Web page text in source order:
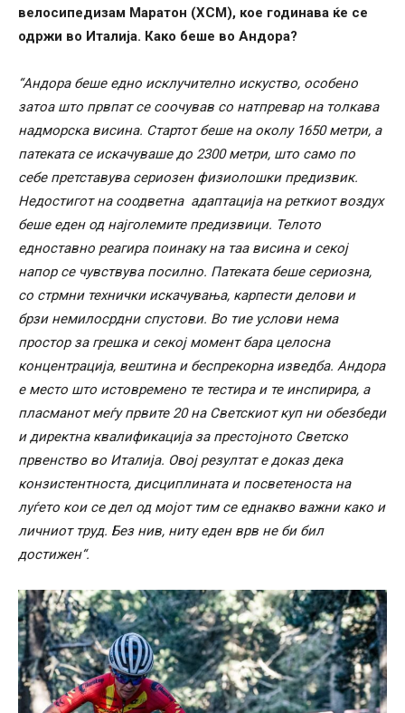
велосипедизам Маратон (ХСМ), кое годинава ќе се
одржи во Италија. Како беше во Андора?
“Андора беше едно исклучително искуство, особено
затоа што првпат се соочував со натпревар на толкава
надморска висина. Стартот беше на околу 1650 метри, а
патеката се искачуваше до 2300 метри, што само по
себе претставува сериозен физиолошки предизвик.
Недостигот на соодветна адаптација на реткиот воздух
беше еден од најголемите предизвици. Телото
едноставно реагира поинаку на таа висина и секој
напор се чувствува посилно. Патеката беше сериозна,
со стрмни технички искачувања, карпести делови и
брзи немилосрдни спустови. Во тие услови нема
простор за грешка и секој момент бара целосна
концентрација, вештина и беспрекорна изведба. Андора
е место што истовремено те тестира и те инспирира, а
пласманот меѓу првите 20 на Светскиот куп ни обезбеди
и директна квалификација за престојното Светско
првенство во Италија. Овој резултат е доказ дека
конзистентноста, дисциплината и посветеноста на
луѓето кои се дел од мојот тим се еднакво важни како и
личниот труд. Без нив, ниту еден врв не би бил
достижен“.